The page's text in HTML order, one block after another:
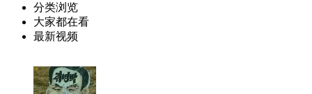
分类浏览
大家都在看
最新视频